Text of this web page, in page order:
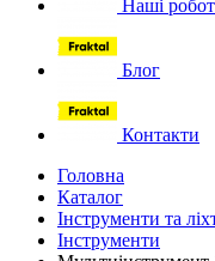
Наші
Блог
Контакти
Головна
Каталог
Інструменти та
Інструменти